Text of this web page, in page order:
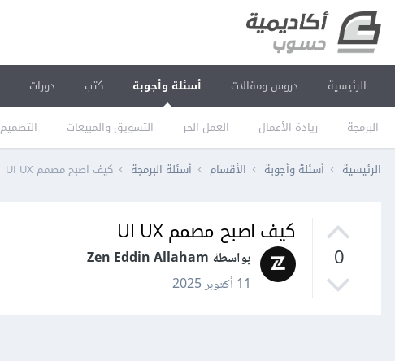
الرئيسية دروس ومقالات أسئلة وأجوبة
البرمجة ريادة الأعمال العمل الحر التسويق والمبيعات التصميم
كتب دورات
الرئيسية أسئلة وأجوبة الأقسام أسئلة البرمجة كيف اصبح مصمم UI UX
0
كيف اصبح مصمم UI UX
بواسطة Zen Eddin Allaham
11 أكتوبر 2025